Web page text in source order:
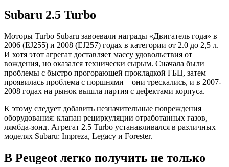
Subaru 2.5 Turbo
Моторы Turbo Subaru завоевали награды «Двигатель года» в
2006 (EJ255) и 2008 (EJ257) годах в категории от 2.0 до 2,5 л.
И хотя этот агрегат доставляет массу удовольствия от
вождения, но оказался технически сырым. Сначала были
проблемы с быстро прогорающей прокладкой ГБЦ, затем
проявилась проблема с поршнями – они трескались, и в 2007-
2008 годах на рынок вышла партия с дефектами корпуса.
К этому следует добавить незначительные повреждения
оборудования: клапан рециркуляции отработанных газов,
лямбда-зонд. Агрегат 2.5 Turbo устанавливался в различных
моделях Subaru: Impreza, Legacy и Forester.
В Peugeot легко получить не только